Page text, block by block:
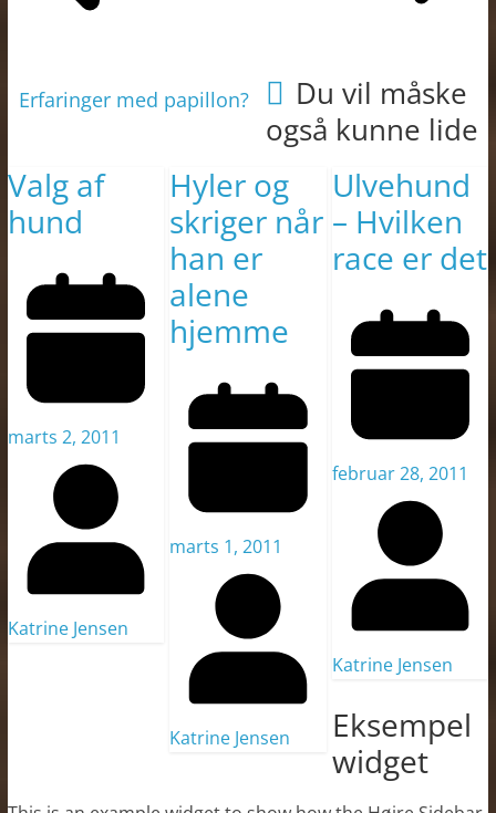
Erfaringer med papillon?
Du vil måske
også kunne lide
Valg af
hund
marts 2, 2011
Katrine Jensen
Hyler og
skriger når
han er
alene
hjemme
marts 1, 2011
Katrine Jensen
Ulvehund
– Hvilken
race er det
februar 28, 2011
Katrine Jensen
Eksempel
widget